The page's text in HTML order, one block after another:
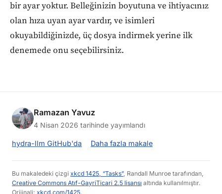
bir ayar yoktur. Belleğinizin boyutuna ve ihtiyacınız
olan hıza uyan ayar vardır, ve isimleri
okuyabildiğinizde, üç dosya indirmek yerine ilk
denemede onu seçebilirsiniz.
Ramazan Yavuz
4 Nisan 2026 tarihinde yayımlandı
hydra-llm GitHub'da Daha fazla makale
Bu makaledeki çizgi xkcd 1425, “Tasks”, Randall Munroe tarafından,
Creative Commons Atıf-GayriTicari 2.5 lisansı altında kullanılmıştır.
Orijinali: xkcd.com/1425.